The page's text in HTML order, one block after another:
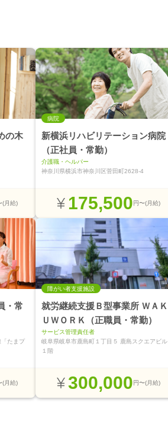
の木
(月給)
病院
新横浜リハビリテーション病院
（正社員・常勤）
介護職・ヘルパー
神奈川県横浜市神奈川区菅田町2628-4
175,500円〜(月給)
・常
たまプ
(月給)
障がい者支援施設
就労継続支援Ｂ型事業所 ＷＡＫ
ＵＷＯＲＫ（正職員・常勤）
サービス管理責任者
岐阜県岐阜市鹿島町１丁目５ 鹿島スクエアビル
１階
300,000円〜(月給)